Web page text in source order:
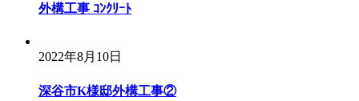
外構工事 ｺﾝｸﾘｰﾄ
2022年8月10日
深谷市K様邸外構工事②